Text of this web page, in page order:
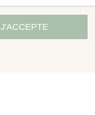
J'ACCEPTE